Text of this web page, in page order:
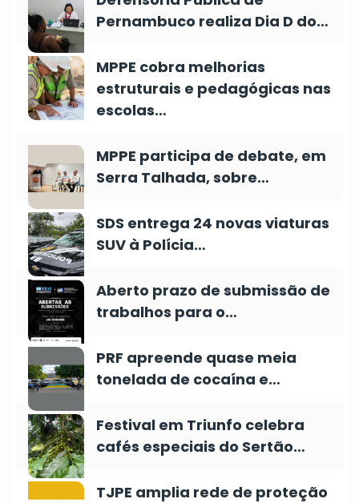
Pernambuco realiza Dia D do…
MPPE cobra melhorias
estruturais e pedagógicas nas
escolas…
MPPE participa de debate, em
Serra Talhada, sobre…
SDS entrega 24 novas viaturas
SUV à Polícia…
Aberto prazo de submissão de
trabalhos para o…
PRF apreende quase meia
tonelada de cocaína e…
Festival em Triunfo celebra
cafés especiais do Sertão…
TJPE amplia rede de proteção